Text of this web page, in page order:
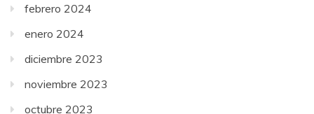
febrero 2024
enero 2024
diciembre 2023
noviembre 2023
octubre 2023